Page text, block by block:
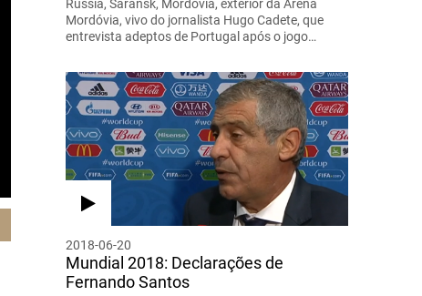
Rússia, Saransk, Mordovia, exterior da Arena
Mordóvia, vivo do jornalista Hugo Cadete, que
entrevista adeptos de Portugal após o jogo…
2018-06-20
Mundial 2018: Declarações de
Fernando Santos